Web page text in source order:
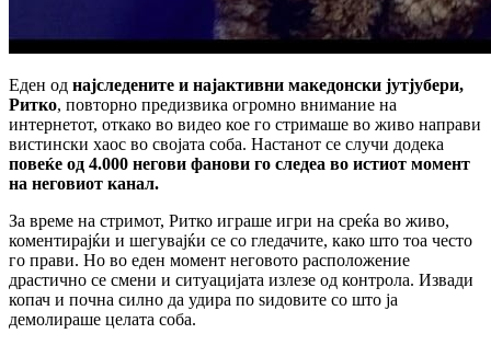
Еден од најследените и најактивни македонски јутјубери,
Ритко, повторно предизвика огромно внимание на
интернетот, откако во видео кое го стримаше во живо направи
вистински хаос во својата соба. Настанот се случи додека
повеќе од 4.000 негови фанови го следеа во истиот момент
на неговиот канал.
За време на стримот, Ритко играше игри на среќа во живо,
коментирајќи и шегувајќи се со гледачите, како што тоа често
го прави. Но во еден момент неговото расположение
драстично се смени и ситуацијата излезе од контрола. Извади
копач и почна силно да удира по ѕидовите со што ја
демолираше целата соба.